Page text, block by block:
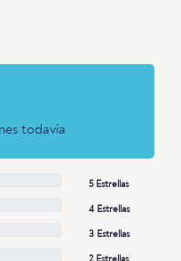
todavía
5 Estrellas
4 Estrellas
3 Estrellas